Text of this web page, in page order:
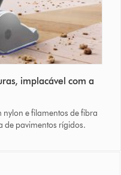
implacável com a
e filamentos de fibra
de pavimentos rígidos.